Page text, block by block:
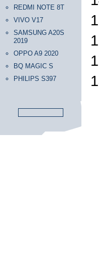
REDMI NOTE 8T
VIVO V17
SAMSUNG A20S
2019
OPPO A9 2020
BQ MAGIC S
PHILIPS S397